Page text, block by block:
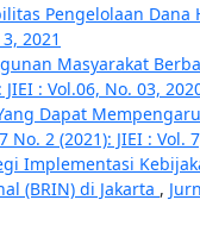
Pengelolaan Dana
2021
Masyarakat
: Vol.06, No. 03,
Dapat
2 (2021): JIEI : Vol.
Implementasi
(BRIN) di Jakarta ,